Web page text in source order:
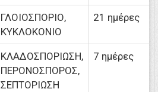
ΓΛΟΙΟΣΠΟΡΙΟ,
ΚΥΚΛΟΚΟΝΙΟ
21 ημέρες
ΚΛΑΔΟΣΠΟΡΙΩΣΗ,
ΠΕΡΟΝΟΣΠΟΡΟΣ,
ΣΕΠΤΟΡΙΩΣΗ
7 ημέρες